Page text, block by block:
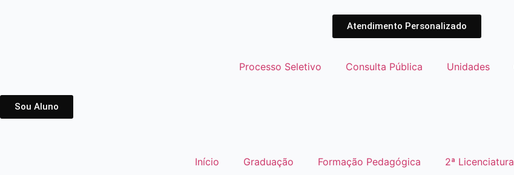
Atendimento Personalizado
Processo Seletivo Consulta Pública Unidades
Sou Aluno
Início Graduação Formação Pedagógica 2ª Licenciatura